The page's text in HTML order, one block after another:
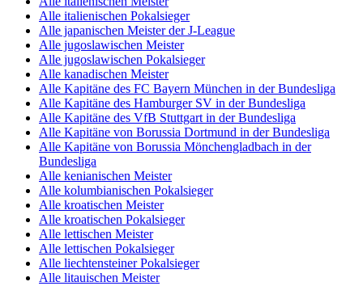
Alle italienischen Pokalsieger
Alle japanischen Meister der J-League
Alle jugoslawischen Meister
Alle jugoslawischen Pokalsieger
Alle kanadischen Meister
Alle Kapitäne des FC Bayern München in der Bundesliga
Alle Kapitäne des Hamburger SV in der Bundesliga
Alle Kapitäne des VfB Stuttgart in der Bundesliga
Alle Kapitäne von Borussia Dortmund in der Bundesliga
Alle Kapitäne von Borussia Mönchengladbach in der
Bundesliga
Alle kenianischen Meister
Alle kolumbianischen Pokalsieger
Alle kroatischen Meister
Alle kroatischen Pokalsieger
Alle lettischen Meister
Alle lettischen Pokalsieger
Alle liechtensteiner Pokalsieger
Alle litauischen Meister